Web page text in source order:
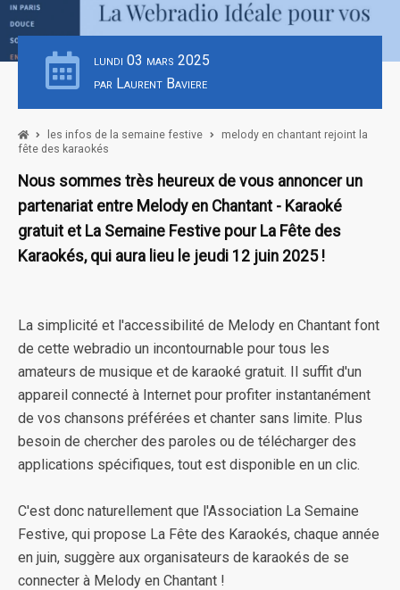
lundi 03 mars 2025
par Laurent Baviere
les infos de la semaine festive
melody en chantant rejoint la
fête des karaokés
Nous sommes très heureux de vous annoncer un
partenariat entre Melody en Chantant - Karaoké
gratuit et La Semaine Festive pour La Fête des
Karaokés, qui aura lieu le jeudi 12 juin 2025 !
La simplicité et l'accessibilité de Melody en Chantant font
de cette webradio un incontournable pour tous les
amateurs de musique et de karaoké gratuit. Il suffit d'un
appareil connecté à Internet pour profiter instantanément
de vos chansons préférées et chanter sans limite. Plus
besoin de chercher des paroles ou de télécharger des
applications spécifiques, tout est disponible en un clic.
C'est donc naturellement que l'Association La Semaine
Festive, qui propose La Fête des Karaokés, chaque année
en juin, suggère aux organisateurs de karaokés de se
connecter à Melody en Chantant !